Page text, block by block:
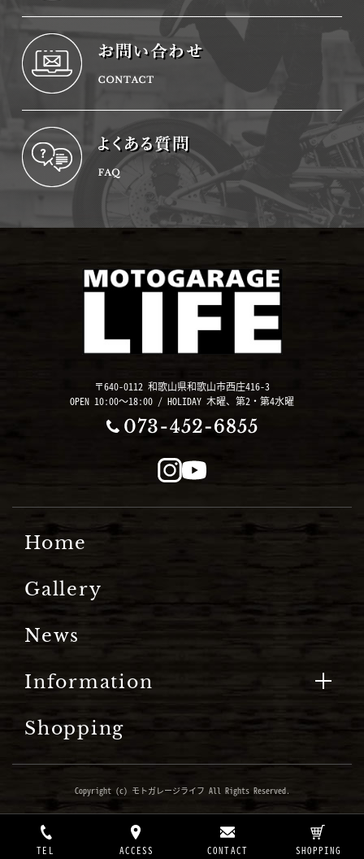
TEL ACCESS CONTACT SHOPPING
〒640-0112 和歌山県和歌山市西庄416-3
OPEN 10:00～18:00 / HOLIDAY 木曜、第2・第4水曜
Home
Gallery
News
Information
Shopping
Copyright (c) モトガレージライフ All Rights Reserved.